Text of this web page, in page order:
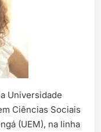
Universidade
Ciências Sociais
(UEM), na linha